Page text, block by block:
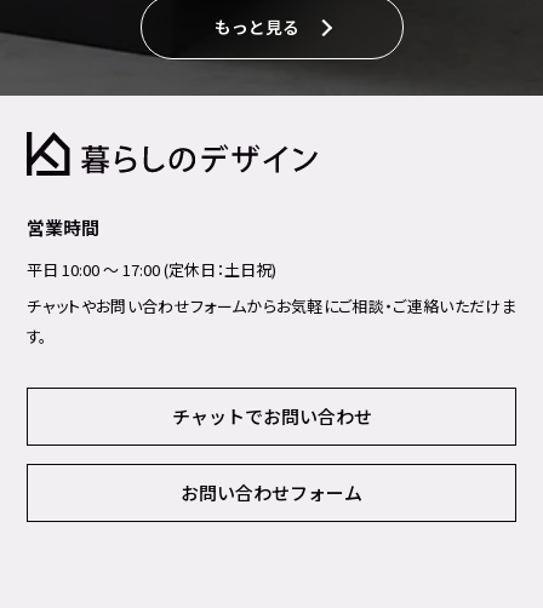
もっと見る
営業時間
平日 10:00 ～ 17:00 (定休日：土日祝)
チャットやお問い合わせフォームからお気軽にご相談・ご連絡いただけま
す。
チャットでお問い合わせ
お問い合わせフォーム